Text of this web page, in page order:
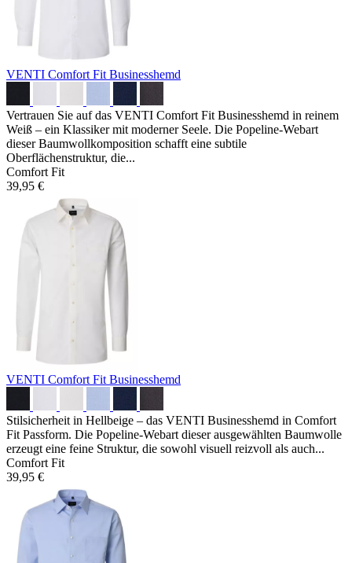
VENTI Comfort Fit Businesshemd
Vertrauen Sie auf das VENTI Comfort Fit Businesshemd in reinem
Weiß – ein Klassiker mit moderner Seele. Die Popeline-Webart
dieser Baumwollkomposition schafft eine subtile
Oberflächenstruktur, die...
Comfort Fit
39,95 €
VENTI Comfort Fit Businesshemd
Stilsicherheit in Hellbeige – das VENTI Businesshemd in Comfort
Fit Passform. Die Popeline-Webart dieser ausgewählten Baumwolle
erzeugt eine feine Struktur, die sowohl visuell reizvoll als auch...
Comfort Fit
39,95 €